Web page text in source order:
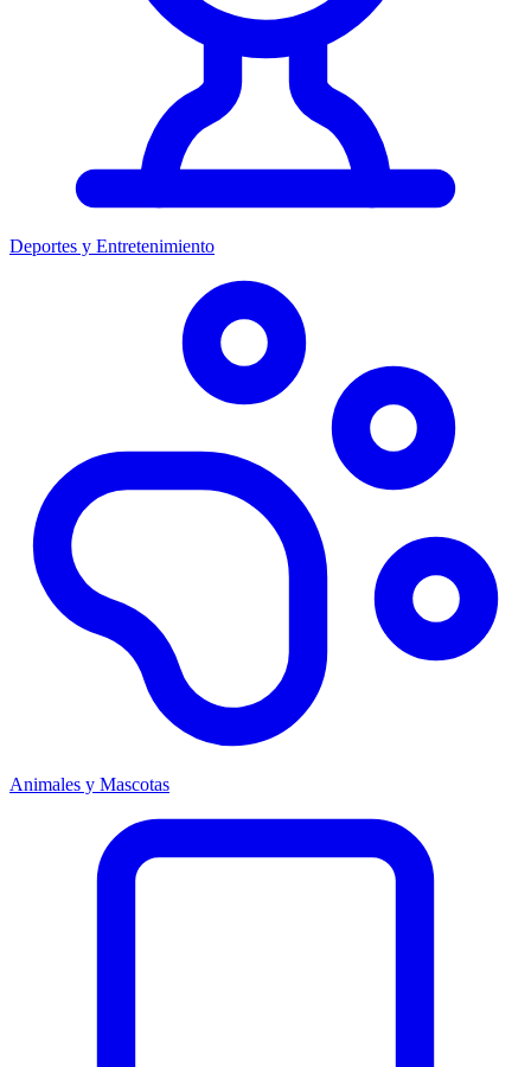
Deportes y Entretenimiento
Animales y Mascotas